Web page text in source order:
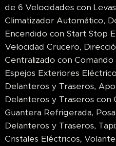
de 6 Velocidades con
Climatizador Automático,
Encendido con Start Stop
Velocidad Crucero,
Centralizado con Comando
Espejos Exteriores
Delanteros y Traseros,
Delanteros y Traseros con
Guantera Refrigerada,
Delanteros y Traseros,
Cristales Eléctricos,